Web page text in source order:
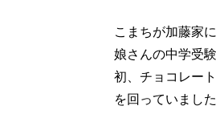
こまちが加藤家
娘さんの中学受
初、チョコレー
を回っていました